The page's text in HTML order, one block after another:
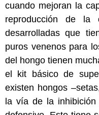
cuando mejoran la
reproducción de la
desarrolladas que
puros venenos para
del hongo tienen
el kit básico de
existen hongos
la vía de la